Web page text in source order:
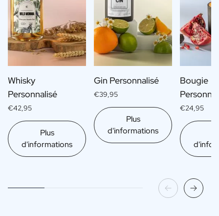
Whisky
Personnalisé
€42,95
Plus
d'informations
Gin Personnalisé
€39,95
Plus
d'informations
Bougie
€24,95